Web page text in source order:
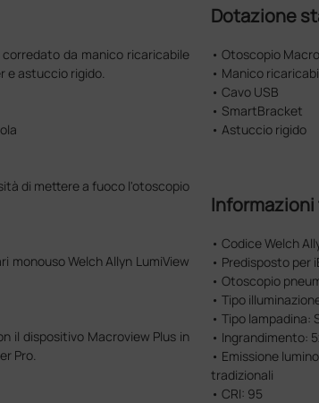
da manico ricaricabile
e astuccio rigido.
di mettere a fuoco l'otoscopio
monouso Welch Allyn LumiView
il dispositivo Macroview Plus in
Pro.
Dotazione
• Otoscopio
• Manico
• Cavo USB
• SmartBracket
• Astuccio rigido
• Codice Welch
• Predisposto per
• Otoscopio
• Tipo
• Tipo lampadina:
• Ingrandimento:
• Emissione
tradizionali
• CRI: 95